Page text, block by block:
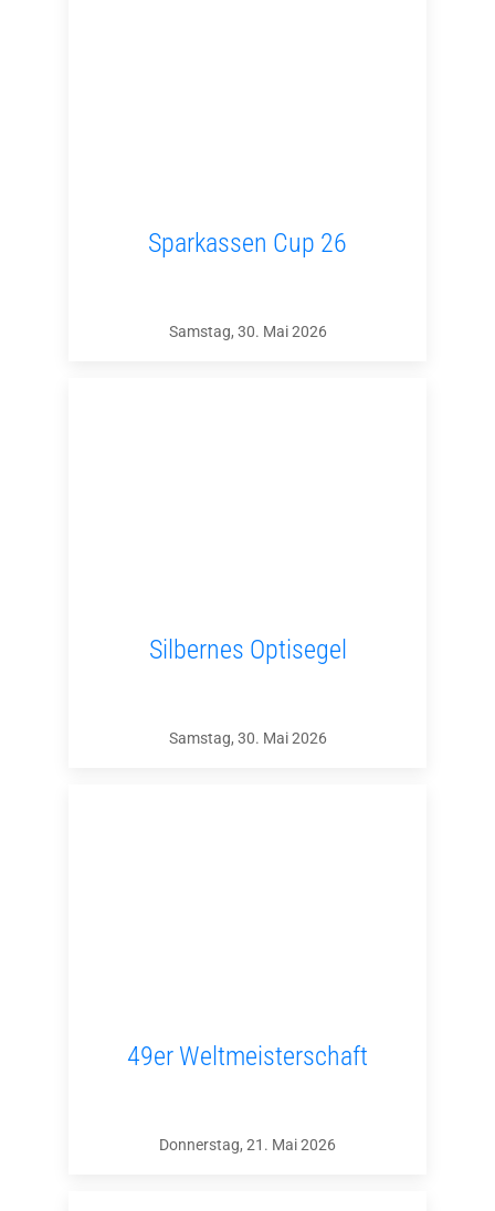
Sparkassen Cup 26
Samstag, 30. Mai 2026
Silbernes Optisegel
Samstag, 30. Mai 2026
49er Weltmeisterschaft
Donnerstag, 21. Mai 2026